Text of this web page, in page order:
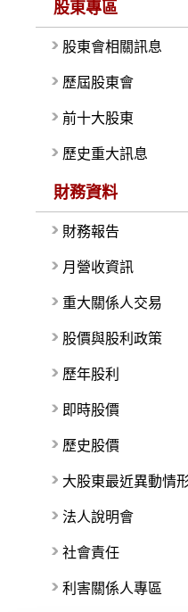
股東專區
股東會相關訊息
歷屆股東會
前十大股東
歷史重大訊息
財務資料
財務報告
月營收資訊
重大關係人交易
股價與股利政策
歷年股利
即時股價
歷史股價
大股東最近異動情
法人說明會
社會責任
利害關係人專區